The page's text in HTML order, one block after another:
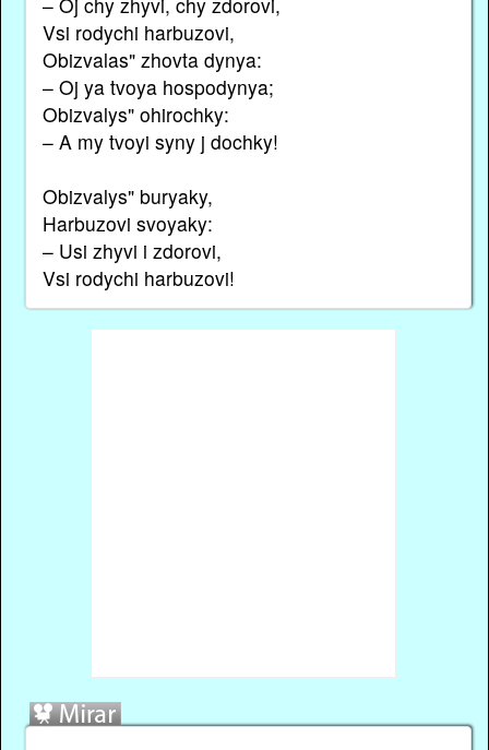
Vsi rodychi harbuzovi,
Obizvalas" zhovta dynya:
– Oj ya tvoya hospodynya;
Obizvalys" ohirochky:
– A my tvoyi syny j dochky!
Obizvalys" buryaky,
Harbuzovi svoyaky:
– Usi zhyvi i zdorovi,
Vsi rodychi harbuzovi!